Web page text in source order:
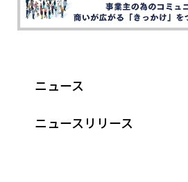
ニュース
ニュースリリース